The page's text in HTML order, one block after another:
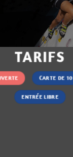
TARIFS
CARTE DE 10
ENTRÉE LIBRE